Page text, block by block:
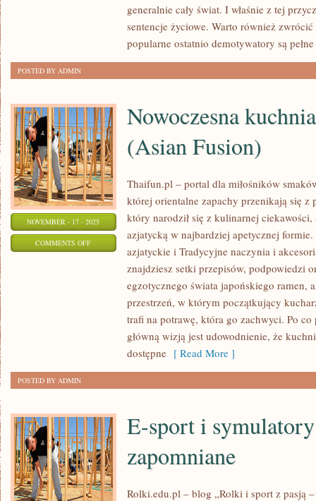
generalnie cały świat. I właśnie z tej
sentencje życiowe. Warto również
popularne ostatnio demotywatory są pełne
POSTED BY ADMIN
NOVEMBER - 17 - 2025
COMMENTS OFFON
NOWOCZESNA
Nowoczesna
(Asian Fusion)
Thaifun.pl – portal dla miłośników
której orientalne zapachy przenikają się z
który narodził się z kulinarnej
azjatycką w najbardziej apetycznej
azjatyckie i Tradycyjne naczynia i
znajdziesz setki przepisów, podpowiedzi
egzotycznego świata japońskiego ramen,
przestrzeń, w którym początkujący
trafi na potrawę, która go zachwyci. Po co
główną wizją jest udowodnienie, że
dostępne [ Read More ]
POSTED BY ADMIN
E-sport i
zapomniane
Rolki.edu.pl – blog „Rolki i sport z pasją